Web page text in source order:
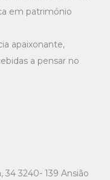
em património
apaixonante,
a pensar no
34 3240- 139 Ansião